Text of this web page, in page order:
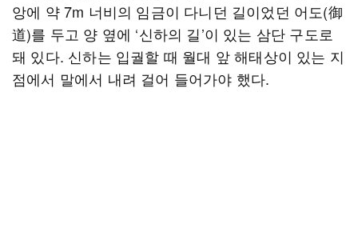
앙에 약 7m 너비의 임금이 다니던 길이었던 어도(御
道)를 두고 양 옆에 ‘신하의 길’이 있는 삼단 구도로
돼 있다. 신하는 입궐할 때 월대 앞 해태상이 있는 지
점에서 말에서 내려 걸어 들어가야 했다.